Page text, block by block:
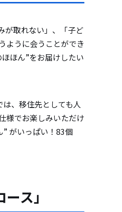
が取れない」、「子ど
ように会うことができ
ほん”をお届けしたい
、移住先としても人
様でお楽しみいただけ
がいっぱい！83個
ス」